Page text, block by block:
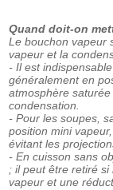
Quand doit-on
Le bouchon vapeur
vapeur et la
- Il est
généralement en
atmosphère
condensation.
- Pour les soupes,
position mini
évitant les
- En cuisson sans
; il peut être retiré si
vapeur et une